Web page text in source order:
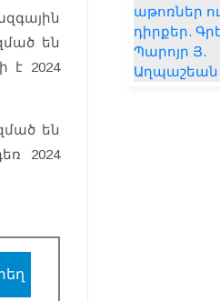
են
է 2024
են
2024